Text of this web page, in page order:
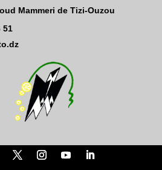
Mammeri de Tizi-Ouzou
51